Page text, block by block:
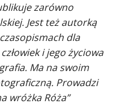
zarówno
Jest też autorką
dla
i jego życiowa
Ma na swoim
Prowadzi
wróżka Róża”